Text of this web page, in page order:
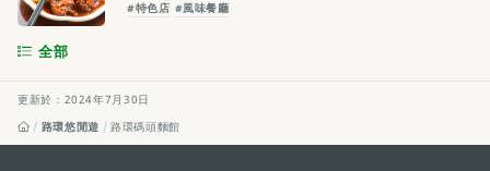
#特色店 #風味餐廳
全部
更新於：2024年7月30日
路環悠閒遊
路環碼頭麵館